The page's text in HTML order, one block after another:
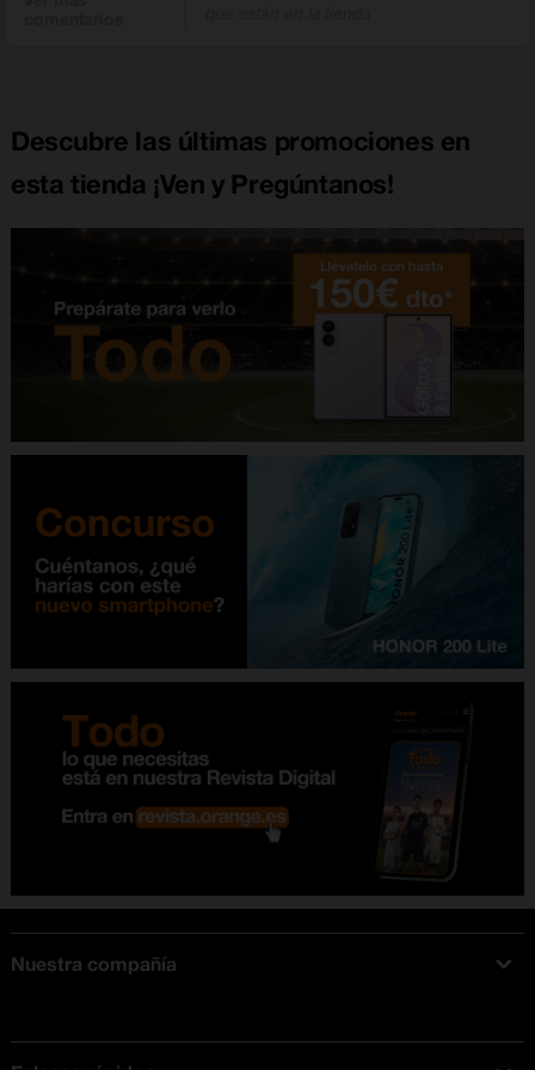
Descubre las últimas promociones en
esta tienda ¡Ven y Pregúntanos!
Nuestra compañía